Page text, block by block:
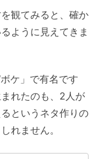
観てみると、確か
ように見えてきま
ケ」で有名です
れたのも、2人が
というネタ作りの
れません。